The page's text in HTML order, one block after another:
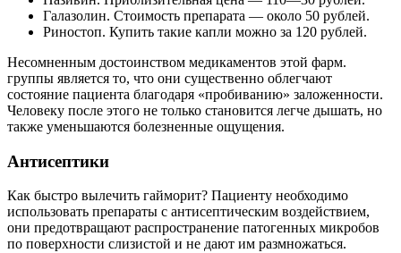
Галазолин. Стоимость препарата — около 50 рублей.
Риностоп. Купить такие капли можно за 120 рублей.
Несомненным достоинством медикаментов этой фарм.
группы является то, что они существенно облегчают
состояние пациента благодаря «пробиванию» заложенности.
Человеку после этого не только становится легче дышать, но
также уменьшаются болезненные ощущения.
Антисептики
Как быстро вылечить гайморит? Пациенту необходимо
использовать препараты с антисептическим воздействием,
они предотвращают распространение патогенных микробов
по поверхности слизистой и не дают им размножаться.